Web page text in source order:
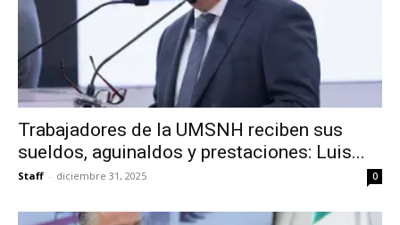
Trabajadores de la UMSNH reciben sus
sueldos, aguinaldos y prestaciones: Luis...
Staff - diciembre 31, 2025 0